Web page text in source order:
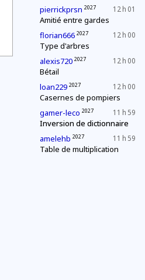
12 h 01
pierrickprsn 2027
Amitié entre gardes
12 h 00
florian666 2027
Type d'arbres
12 h 00
alexis720 2027
Bétail
12 h 00
loan229 2027
Casernes de pompiers
11 h 59
gamer-leco 2027
Inversion de dictionnaire
11 h 59
amelehb 2027
Table de multiplication